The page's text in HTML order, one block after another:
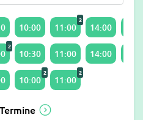
10:00 11:00
2
14:00
2
10:30 11:00 14:00
10:00
2
11:00
2